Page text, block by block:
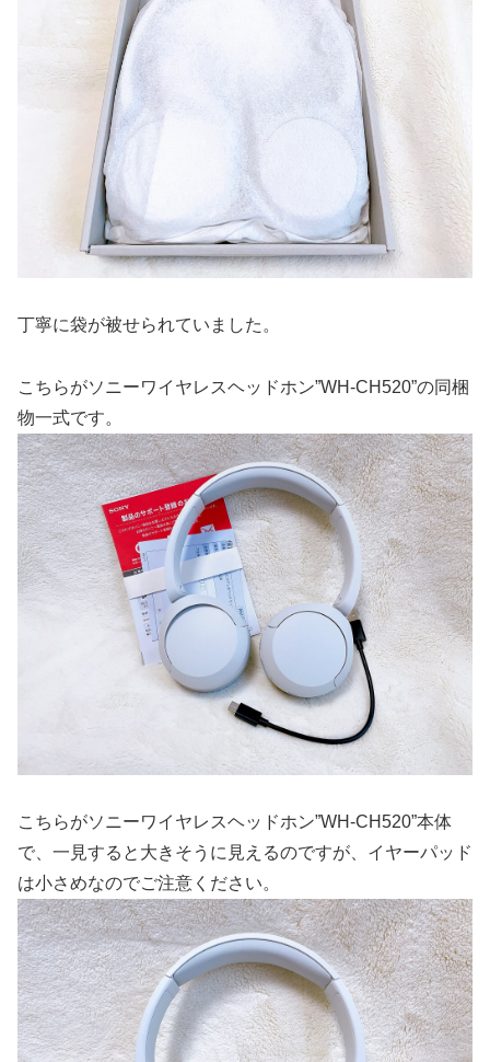
丁寧に袋が被せられていました。
こちらがソニーワイヤレスヘッドホン”WH-CH520”の同梱
物一式です。
こちらがソニーワイヤレスヘッドホン”WH-CH520”本体
で、一見すると大きそうに見えるのですが、イヤーパッド
は小さめなのでご注意ください。